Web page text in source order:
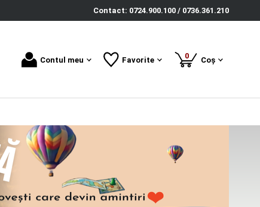
Contact: 0724.900.100 / 0736.361.210
Contul meu Favorite 0produse
Coș